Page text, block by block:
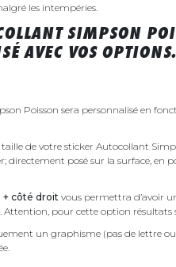
les intempéries.
SIMPSON
AVEC VOS OPTIONS.
Poisson sera personnalisé en
de votre sticker Autocollant
directement posé sur la surface, en
côté droit vous permettra d’avoir
pour cette option résultats
un graphisme (pas de lettre